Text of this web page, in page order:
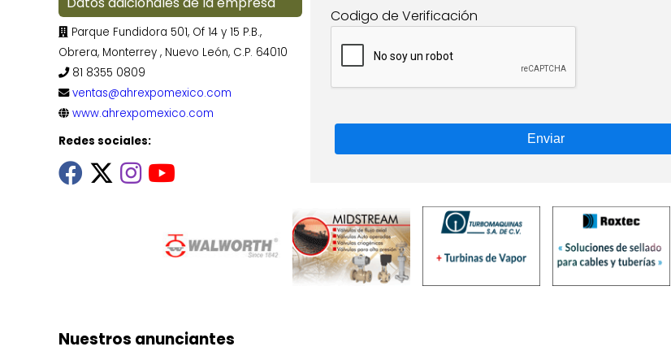
Parque Fundidora 501, Of 14 y 15 P.B.,
Obrera, Monterrey , Nuevo León, C.P. 64010
81 8355 0809
ventas@ahrexpomexico.com
www.ahrexpomexico.com
Redes sociales:
Codigo de Verificación
Enviar
Nuestros anunciantes